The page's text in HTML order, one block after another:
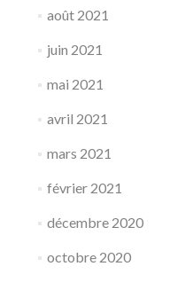
août 2021
juin 2021
mai 2021
avril 2021
mars 2021
février 2021
décembre 2020
octobre 2020